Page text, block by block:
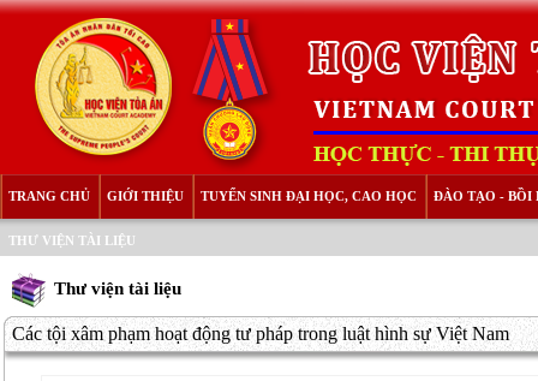
TRANG CHỦ GIỚI THIỆU TUYỂN SINH ĐẠI HỌC, CAO HỌC ĐÀO TẠO - BỒI
THƯ VIỆN TÀI LIỆU
Thư viện tài liệu
Các tội xâm phạm hoạt động tư pháp trong luật hình sự Việt Nam